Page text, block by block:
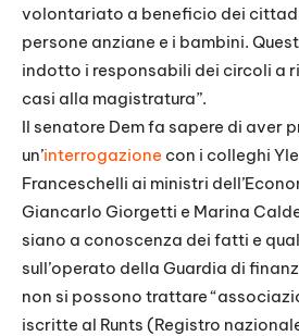
volontariato a beneficio dei
persone anziane e i bambini.
indotto i responsabili dei circoli a
casi alla magistratura”.
Il senatore Dem fa sapere di aver
un’interrogazione con i colleghi
Franceschelli ai ministri
Giancarlo Giorgetti e Marina
siano a conoscenza dei fatti e
sull’operato della Guardia di
non si possono trattare
iscritte al Runts (Registro